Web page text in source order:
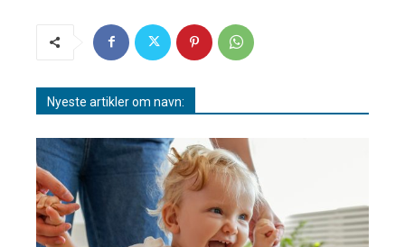
Nyeste artikler om navn: